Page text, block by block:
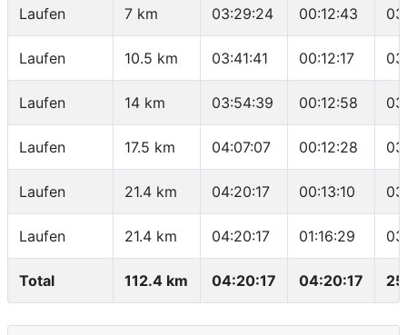
Laufen 7 km 03:29:24 00:12:43
Laufen 10.5 km 03:41:41 00:12:17
Laufen 14 km 03:54:39 00:12:58
Laufen 17.5 km 04:07:07 00:12:28
Laufen 21.4 km 04:20:17 00:13:10
Laufen 21.4 km 04:20:17 01:16:29
Total 112.4 km 04:20:17 04:20:17